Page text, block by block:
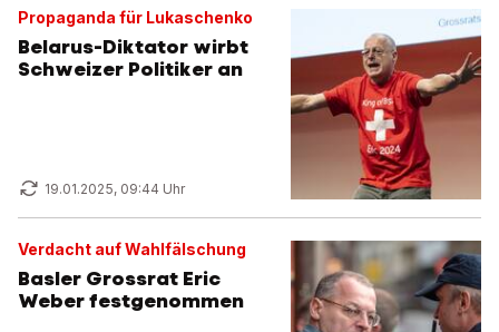
Propaganda für Lukaschenko
Belarus-Diktator wirbt
Schweizer Politiker an
19.01.2025, 09:44 Uhr
Verdacht auf Wahlfälschung
Basler Grossrat Eric
Weber festgenommen